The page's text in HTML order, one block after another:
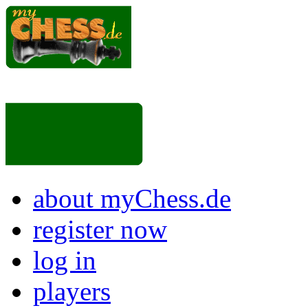
about myChess.de
register now
log in
players